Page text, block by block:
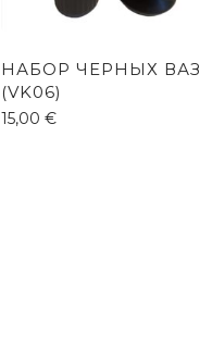
НАБОР ЧЕРНЫХ ВАЗ
(VK06)
15,00€